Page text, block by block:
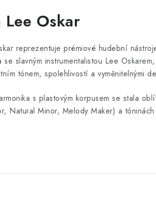
Lee Oskar
reprezentuje prémiové hudební
se slavným instrumentalistou Lee
tónem, spolehlivostí a vyměnitelnými
s plastovým korpusem se stala
Natural Minor, Melody Maker) a